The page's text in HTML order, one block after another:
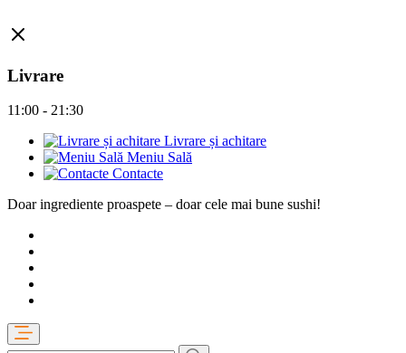
Livrare
11:00 - 21:30
Livrare și achitare
Meniu Sală
Contacte
Doar ingrediente proaspete – doar cele mai bune sushi!